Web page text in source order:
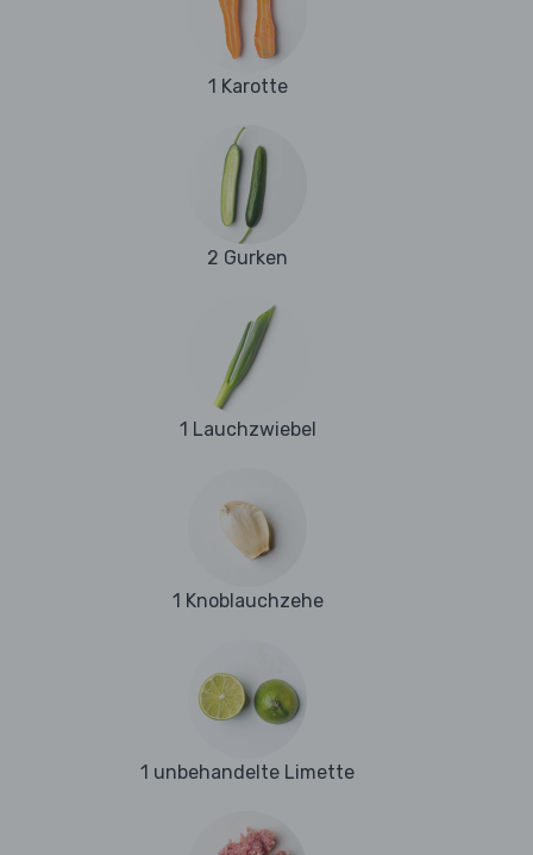
1 Karotte
2 Gurken
1 Lauchzwiebel
1 Knoblauchzehe
1 unbehandelte Limette